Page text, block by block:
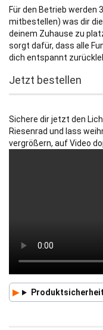
Für den Betrieb werden
mitbestellen) was dir
deinem Zuhause zu
sorgt dafür, dass alle
dich entspannt
Jetzt bestellen
Sichere dir jetzt den
Riesenrad und lass
vergrößern, auf Video